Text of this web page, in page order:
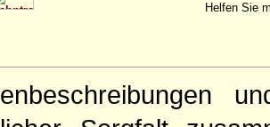
Helfen Sie